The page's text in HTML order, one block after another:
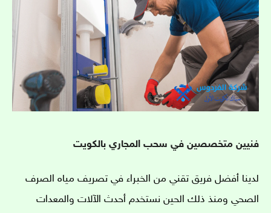
فنيين متخصصين في سحب المجاري بالكويت
لدينا أفضل فريق تقني من الخبراء في تصريف مياه الصرف
الصحي ومنذ ذلك الحين نستخدم أحدث الآلات والمعدات